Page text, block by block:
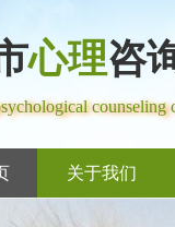
心理咨
counseling
关于我们